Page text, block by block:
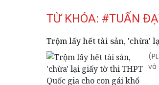
TỪ KHÓA: #TUẤN
Trộm lấy hết tài sản, 'chừa'
và